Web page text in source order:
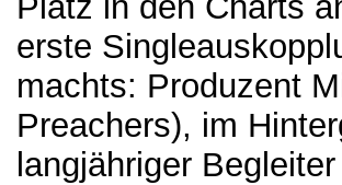
erste
machts: Produzent
Preachers), im
langjähriger